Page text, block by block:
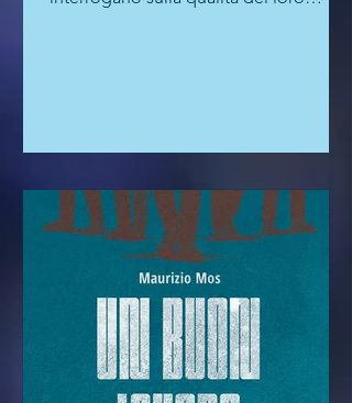
imbatto in post di autori in crisi, che si